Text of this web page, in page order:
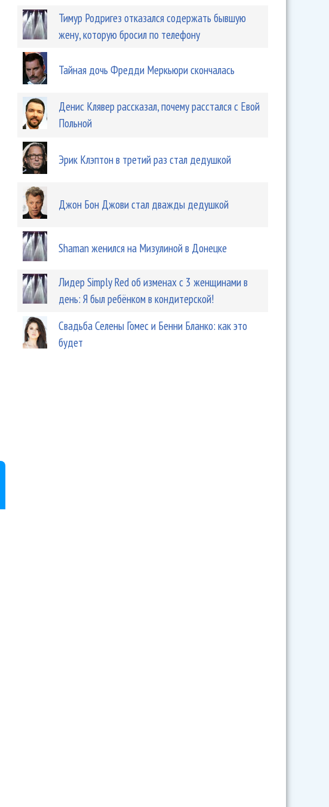
Тимур Родригез отказался содержать бывшую
жену, которую бросил по телефону
Тайная дочь Фредди Меркьюри скончалась
Денис Клявер рассказал, почему расстался с Евой
Польной
Эрик Клэптон в третий раз стал дедушкой
Джон Бон Джови стал дважды дедушкой
Shaman женился на Мизулиной в Донецке
Лидер Simply Red об изменах с 3 женщинами в
день: Я был ребёнком в кондитерской!
Свадьба Селены Гомес и Бенни Бланко: как это
будет